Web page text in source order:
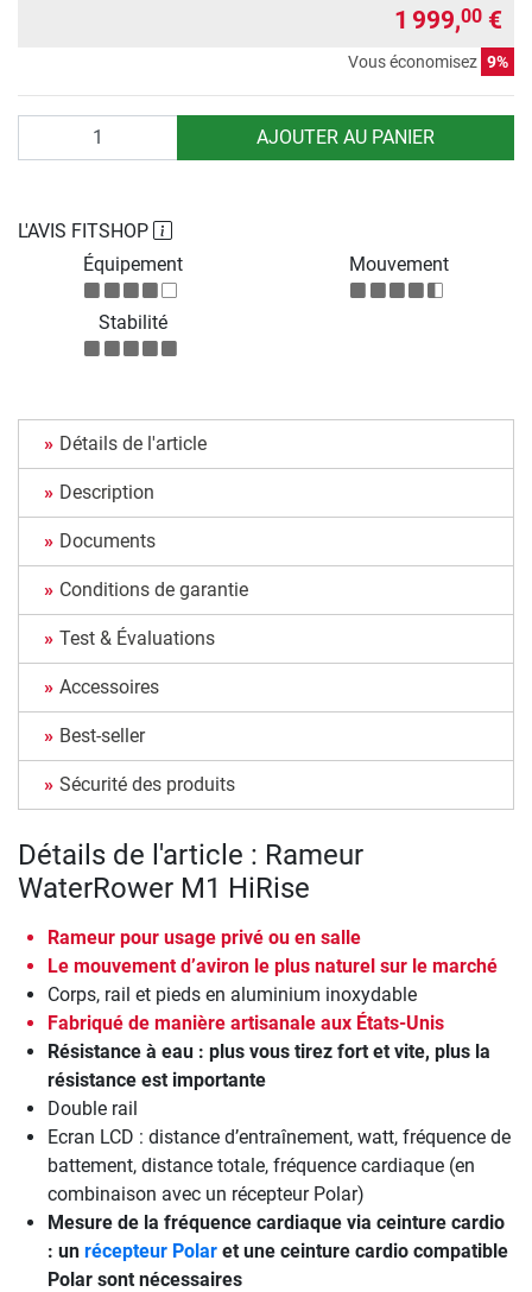
1 999,00 €
Vous économisez 9%
AJOUTER AU PANIER
L'AVIS FITSHOP
Équipement
Mouvement
Stabilité
Détails de l'article
Description
Documents
Conditions de garantie
Test & Évaluations
Accessoires
Best-seller
Sécurité des produits
Détails de l'article : Rameur
WaterRower M1 HiRise
Rameur pour usage privé ou en salle
Le mouvement d’aviron le plus naturel sur le marché
Corps, rail et pieds en aluminium inoxydable
Fabriqué de manière artisanale aux États-Unis
Résistance à eau : plus vous tirez fort et vite, plus la
résistance est importante
Double rail
Ecran LCD : distance d’entraînement, watt, fréquence de
battement, distance totale, fréquence cardiaque (en
combinaison avec un récepteur Polar)
Mesure de la fréquence cardiaque via ceinture cardio
: un récepteur Polar et une ceinture cardio compatible
Polar sont nécessaires